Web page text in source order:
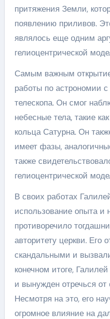
притяжения Земли,
появлению приливов.
являлось еще одним
гелиоцентрической
Самым важным
работы по астрономии
телескопа. Он смог
небесные тела, такие
кольца Сатурна. Он
имеет фазы,
также
гелиоцентрической
В своих работах
использование опыта и
противоречило
авторитету церкви. Его
скандальными и
конечном итоге,
и вынужден отречься
Несмотря на это, его
огромное влияние на